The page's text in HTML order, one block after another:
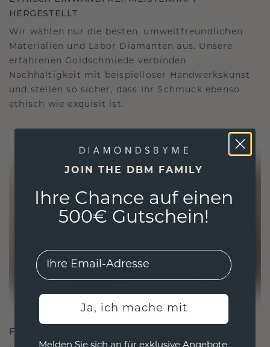
HERGESTELLT
Wir wählen nur die besten, umweltfreundlichen
Materialien und Labor Diamanten aus. Unsere
erfahrenen Goldschmiede verbinden
Nachhaltigkeit mit beispielloser Handwerkskunst
und stellen so sicher, dass Ihr Schmuck ebenso
ethisch wie exquisit ist.
FÜR VERBINDUNGEN GESCHAFFEN
JOIN THE DBM FAMILY
Ihre Chance auf einen
500€ Gutschein!
EMail
Ja, ich mache mit